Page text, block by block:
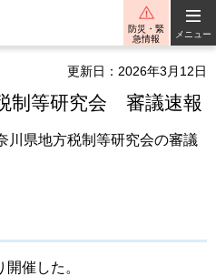
防災・緊
急情報
メニュー
更新日：2026年3月12日
制等研究会 審議速報
川県地方税制等研究会の審議
催した。